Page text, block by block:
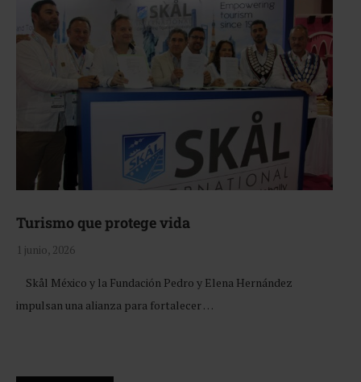
Turismo que protege vida
1 junio, 2026
Skål México y la Fundación Pedro y Elena Hernández
impulsan una alianza para fortalecer …